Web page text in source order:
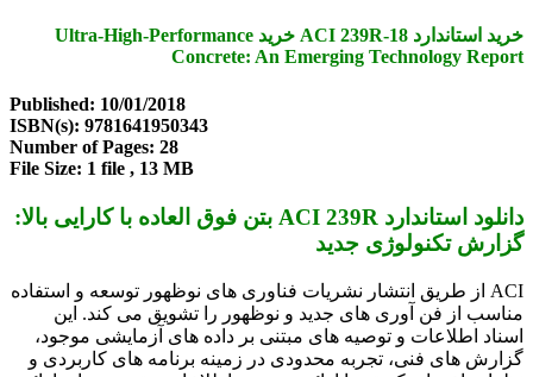
خرید استاندارد ACI 239R-18 خرید Ultra-High-Performance
Concrete: An Emerging Technology Report
Published: 10/01/2018
ISBN(s): 9781641950343
Number of Pages: 28
File Size: 1 file , 13 MB
دانلود استاندارد ACI 239R بتن فوق العاده با کارایی بالا:
گزارش تکنولوژی جدید
ACI از طریق انتشار نشریات فناوری های نوظهور توسعه و استفاده
مناسب از فن آوری های جدید و نوظهور را تشویق می کند. این
اسناد اطلاعات و توصیه های مبتنی بر داده های آزمایشی موجود،
گزارش های فنی، تجربه محدودی در زمینه برنامه های کاربردی و